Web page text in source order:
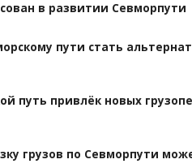
в развитии Севморпути
пути стать
путь привлёк новых
грузов по Севморпути